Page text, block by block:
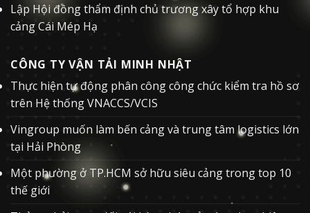
Lập Hội đồng thẩm định chủ trương xây tổ hợp khu
cảng Cái Mép Hạ
CÔNG TY VẬN TẢI MINH NHẬT
Thực hiện tự động phân công công chức kiểm tra hồ sơ
trên Hệ thống VNACCS/VCIS
Vingroup muốn làm bến cảng và trung tâm logistics lớn
tại Hải Phòng
Một phường ở TP.HCM sở hữu siêu cảng trong top 10
thế giới